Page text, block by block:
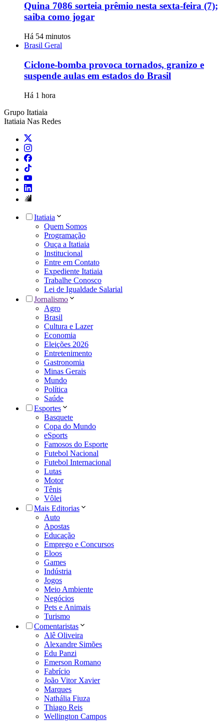
Quina 7086 sorteia prêmio nesta sexta-feira (7);
saiba como jogar
Há 54 minutos
Brasil Geral
Ciclone-bomba provoca tornados, granizo e
suspende aulas em estados do Brasil
Há 1 hora
Grupo Itatiaia
Itatiaia Nas Redes
Itatiaia
Quem Somos
Programação
Ouça a Itatiaia
Institucional
Entre em Contato
Expediente Itatiaia
Trabalhe Conosco
Lei de Igualdade Salarial
Jornalismo
Agro
Brasil
Cultura e Lazer
Economia
Eleições 2026
Entretenimento
Gastronomia
Minas Gerais
Mundo
Política
Saúde
Esportes
Basquete
Copa do Mundo
eSports
Famosos do Esporte
Futebol Nacional
Futebol Internacional
Lutas
Motor
Tênis
Vôlei
Mais Editorias
Auto
Apostas
Educação
Emprego e Concursos
Eloos
Games
Indústria
Jogos
Meio Ambiente
Negócios
Pets e Animais
Turismo
Comentaristas
Alê Oliveira
Alexandre Simões
Edu Panzi
Emerson Romano
Fabrício
João Vitor Xavier
Marques
Nathália Fiuza
Thiago Reis
Wellington Campos